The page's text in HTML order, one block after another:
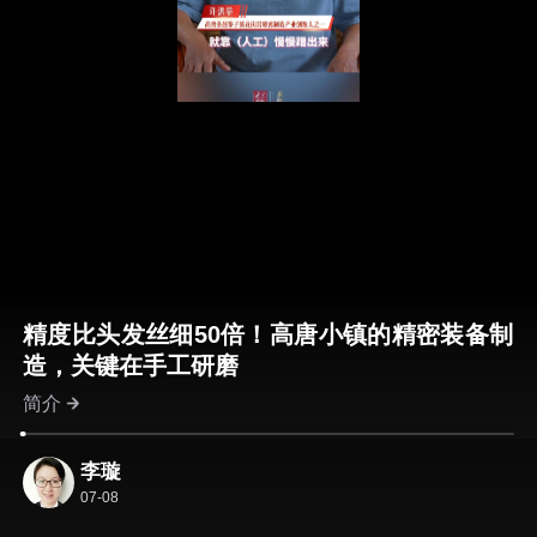
精度比头发丝细50倍！高唐小镇的精密装备制
造，关键在手工研磨
简介
李璇
07-08